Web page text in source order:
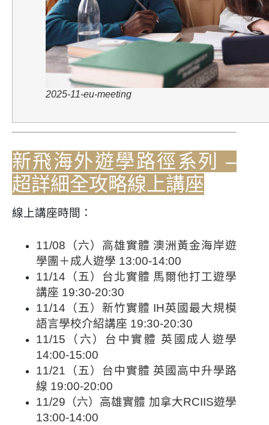
2025-11-eu-meeting
新飛海外遊學路徑系列 –
超詳細全攻略線上講座
線上講座時間：
11/08（六）高雄實體 澳洲黃金海岸遊
學團＋成人遊學 13:00-14:00
11/14（五）台北實體 馬爾他打工遊學
講座 19:30-20:30
11/14（五）新竹實體 IH英國最大規模
語言學校介紹講座 19:30-20:30
11/15（六）台中實體 英國成人遊學
14:00-15:00
11/21（五）台中實體 英國高中升學路
線 19:00-20:00
11/29（六）高雄實體 加拿大RCIIS遊學
13:00-14:00